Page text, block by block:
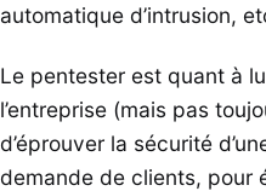
automatique d’intrusion,
Le pentester est quant à
l’entreprise (mais pas
d’éprouver la sécurité
demande de clients, pour